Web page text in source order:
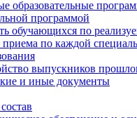
образовательные
программой
обучающихся по
приема по каждой
выпускников
и иные документы